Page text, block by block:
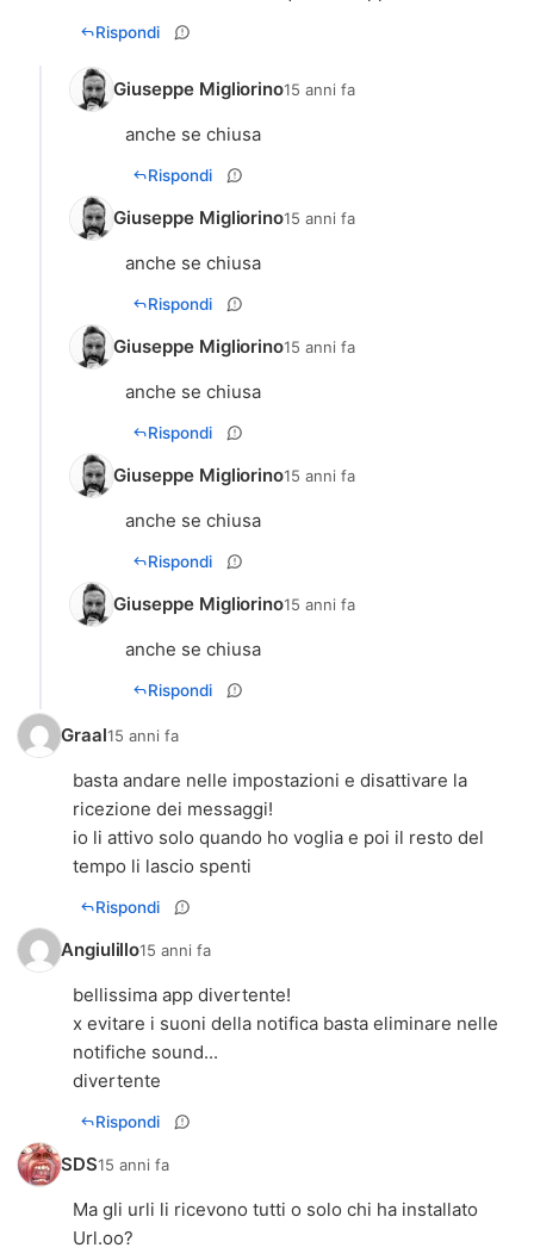
Rispondi
Giuseppe Migliorino15 anni fa
anche se chiusa
Rispondi
Giuseppe Migliorino15 anni fa
anche se chiusa
Rispondi
Giuseppe Migliorino15 anni fa
anche se chiusa
Rispondi
Giuseppe Migliorino15 anni fa
anche se chiusa
Rispondi
Giuseppe Migliorino15 anni fa
anche se chiusa
Rispondi
Graal15 anni fa
basta andare nelle impostazioni e disattivare la
ricezione dei messaggi!
io li attivo solo quando ho voglia e poi il resto del
tempo li lascio spenti
Rispondi
Angiulillo15 anni fa
bellissima app divertente!
x evitare i suoni della notifica basta eliminare nelle
notifiche sound...
divertente
Rispondi
SDS15 anni fa
Ma gli urli li ricevono tutti o solo chi ha installato
Url.oo?